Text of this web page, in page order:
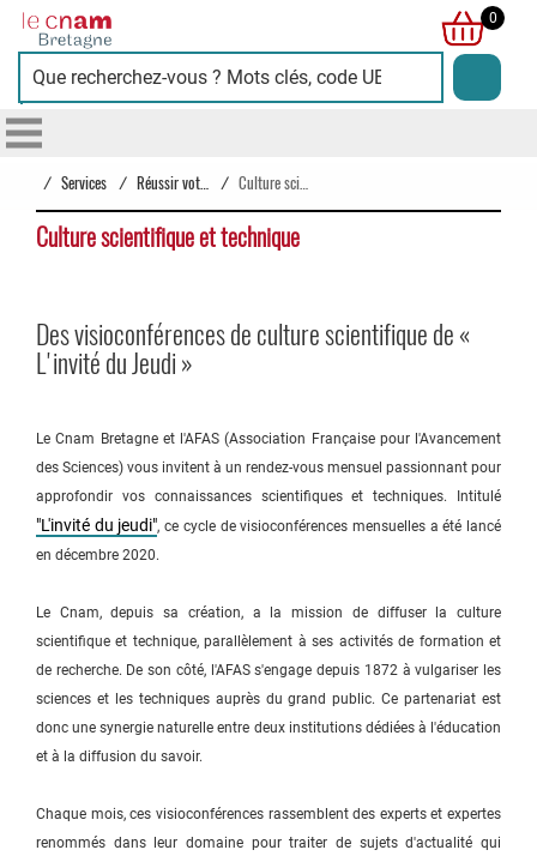
Cnam
Bretagne
0
/ Services / /
Culture scientifique et technique
Des visioconférences de culture scientifique de «
L'invité du Jeudi »
Le Cnam Bretagne et l'AFAS (Association Française pour l'Avancement
des Sciences) vous invitent à un rendez-vous mensuel passionnant pour
approfondir vos connaissances scientifiques et techniques. Intitulé
"L'invité du jeudi", ce cycle de visioconférences mensuelles a été lancé
en décembre 2020.
Le Cnam, depuis sa création, a la mission de diffuser la culture
scientifique et technique, parallèlement à ses activités de formation et
de recherche. De son côté, l'AFAS s'engage depuis 1872 à vulgariser les
sciences et les techniques auprès du grand public. Ce partenariat est
donc une synergie naturelle entre deux institutions dédiées à l'éducation
et à la diffusion du savoir.
Chaque mois, ces visioconférences rassemblent des experts et expertes
renommés dans leur domaine pour traiter de sujets d'actualité qui